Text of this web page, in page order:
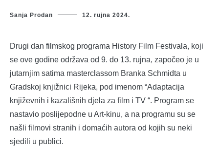
Sanja Prodan 12. rujna 2024.
Drugi dan filmskog programa History Film Festivala, koji
se ove godine održava od 9. do 13. rujna, započeo je u
jutarnjim satima masterclassom Branka Schmidta u
Gradskoj knjižnici Rijeka, pod imenom “Adaptacija
književnih i kazališnih djela za film i TV “. Program se
nastavio poslijepodne u Art-kinu, a na programu su se
našli filmovi stranih i domaćih autora od kojih su neki
sjedili u publici.